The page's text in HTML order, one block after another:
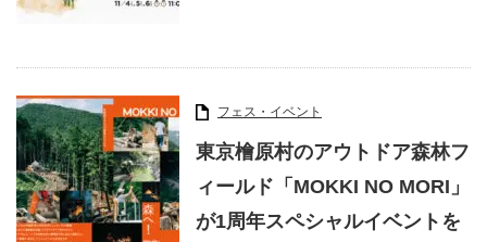
フェス・イベント
東京檜原村のアウトドア森林フ
ィールド「MOKKI NO MORI」
が1周年スペシャルイベントを